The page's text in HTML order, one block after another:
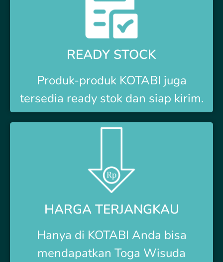
READY STOCK
Produk-produk KOTABI juga
tersedia ready stok dan siap kirim.
HARGA TERJANGKAU
Hanya di KOTABI Anda bisa
mendapatkan Toga Wisuda